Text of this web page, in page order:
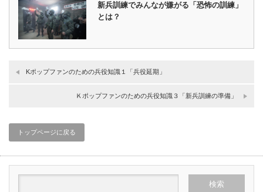
新兵訓練でみんなが嫌がる「恐怖の訓練」
とは？
Kポップファンのための兵役知識１「兵役延期」
Ｋポップファンのための兵役知識３「新兵訓練の準備」
トップページに戻る